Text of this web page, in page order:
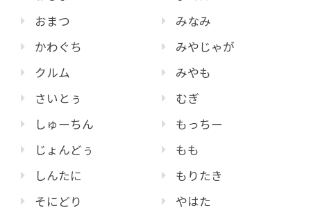
おまつ
かわぐち
クルム
さいとぅ
しゅーちん
じょんどぅ
しんたに
そにどり
みなみ
みやじゃが
みやも
むぎ
もっちー
もも
もりたき
やはた